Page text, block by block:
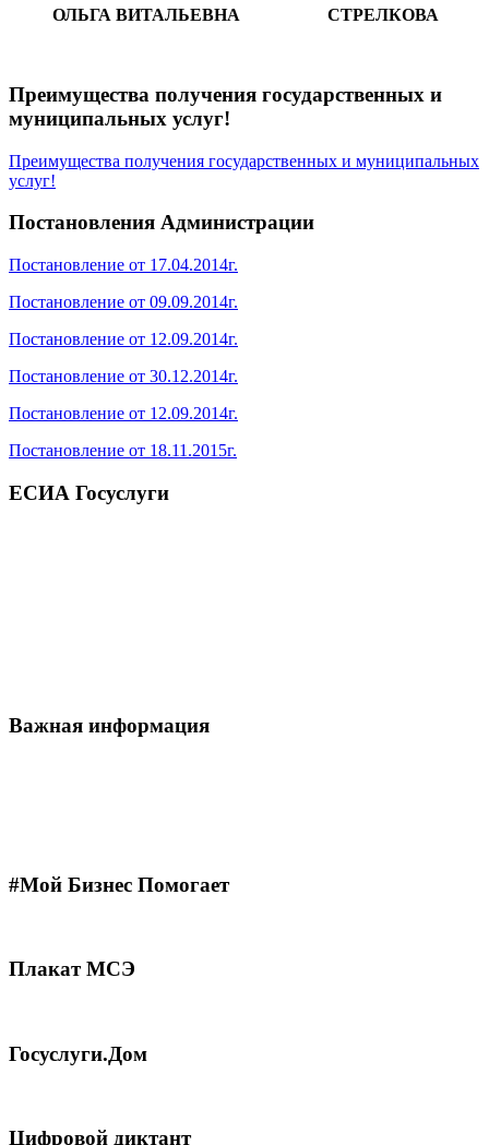
ОЛЬГА ВИТАЛЬЕВНА СТРЕЛКОВА
Преимущества получения государственных и
муниципальных услуг!
Преимущества получения государственных и муниципальных
услуг!
Постановления Администрации
Постановление от 17.04.2014г.
Постановление от 09.09.2014г.
Постановление от 12.09.2014г.
Постановление от 30.12.2014г.
Постановление от 12.09.2014г.
Постановление от 18.11.2015г.
ЕСИА Госуслуги
Важная информация
#Мой Бизнес Помогает
Плакат МСЭ
Госуслуги.Дом
Цифровой диктант